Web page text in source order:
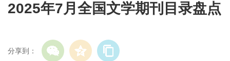
2025年7月全国文学期刊目录盘点
分享到：